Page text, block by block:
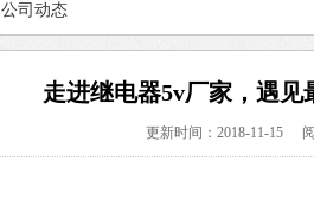
公司动态
走进继电器5v厂家，遇见
更新时间：2018-11-15